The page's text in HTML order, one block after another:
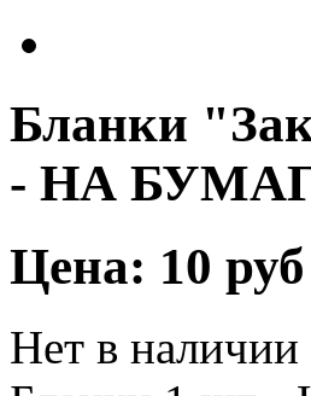
Бланки
- НА
Цена: 10 руб
Нет в наличии